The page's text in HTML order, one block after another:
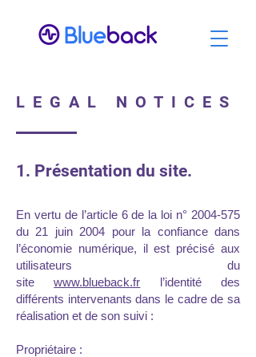
LEGAL NOTICES
1. Présentation du site.
En vertu de l’article 6 de la loi n° 2004-575
du 21 juin 2004 pour la confiance dans
l’économie numérique, il est précisé aux
utilisateurs du
sitewww.blueback.fr l’identité des
différents intervenants dans le cadre de sa
réalisation et de son suivi :
Propriétaire :